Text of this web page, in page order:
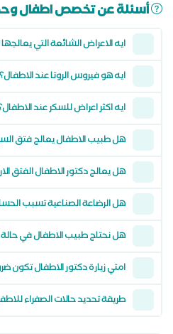
أسئلة عن تخصص اطفال
ايه الاعراض الشائعة التي
ايه هو فيروس الروتا عند الاطفال؟
ايه اكثر اعراض للسكر عند
هل طبيب الاطفال يعالج فتق
هل يعالج دكتور الاطفال الفتق
هل الرضاعة الصناعية تسبب
هل نحتاج طبيب الاطفال في
امتي زيارة دكتور الاطفال تكون
طريقة تحديد حالات الصفراء